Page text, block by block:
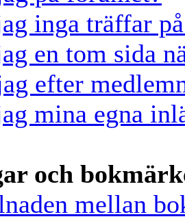
inga träffar
en tom sida
efter
mina egna
och
mellan